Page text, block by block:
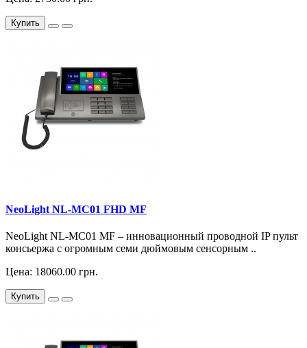
Купить
NeoLight NL-MC01 FHD MF
NeoLight NL-MC01 MF – инновационный проводной IP пульт
консьержа с огромным семи дюймовым сенсорным ..
Цена: 18060.00 грн.
Купить